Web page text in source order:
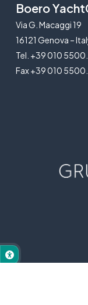
Boero
Via G. Macaggi 19
16121 Genova –
Tel. +39 010
Fax +39 010